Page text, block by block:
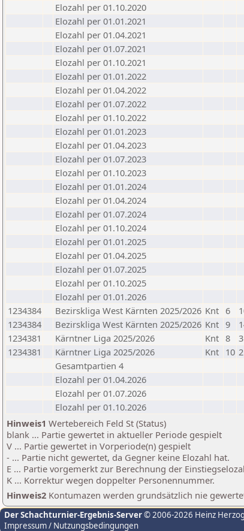
Elozahl per 01.10.2020
Elozahl per 01.01.2021
Elozahl per 01.04.2021
Elozahl per 01.07.2021
Elozahl per 01.10.2021
Elozahl per 01.01.2022
Elozahl per 01.04.2022
Elozahl per 01.07.2022
Elozahl per 01.10.2022
Elozahl per 01.01.2023
Elozahl per 01.04.2023
Elozahl per 01.07.2023
Elozahl per 01.10.2023
Elozahl per 01.01.2024
Elozahl per 01.04.2024
Elozahl per 01.07.2024
Elozahl per 01.10.2024
Elozahl per 01.01.2025
Elozahl per 01.04.2025
Elozahl per 01.07.2025
Elozahl per 01.10.2025
Elozahl per 01.01.2026
1234384
Bezirskliga West Kärnten 2025/2026 Knt 6
1234384
Bezirskliga West Kärnten 2025/2026 Knt 9
1234381
Kärntner Liga 2025/2026 Knt 8
1234381
Kärntner Liga 2025/2026 Knt 10
Gesamtpartien 4
Elozahl per 01.04.2026
Elozahl per 01.07.2026
Elozahl per 01.10.2026
Hinweis1 Wertebereich Feld St (Status)
blank ... Partie gewertet in aktueller Periode gespielt
V ... Partie gewertet in Vorperiode(n) gespielt
- ... Partie nicht gewertet, da Gegner keine Elozahl hat.
E ... Partie vorgemerkt zur Berechnung der
K ... Korrektur wegen doppelter Personennummer.
Hinweis2 Kontumazen werden grundsätzlich nie
Der Schachturnier-Ergebnis-Server© 2006-2026 Heinz Herzog
Impressum / Nutzungsbedingungen